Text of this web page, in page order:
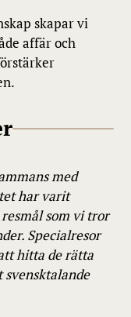
skapar vi
affär och
med
har varit
som vi tror
Specialresor
hitta de rätta